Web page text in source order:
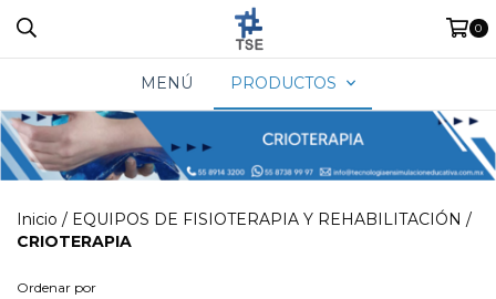
0
MENÚ PRODUCTOS
Inicio / EQUIPOS DE FISIOTERAPIA Y REHABILITACIÓN /
CRIOTERAPIA
Ordenar por